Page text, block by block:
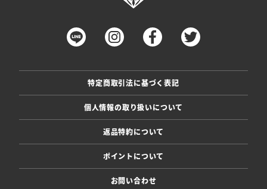
特定商取引法に基づく表記
個人情報の取り扱いについて
返品特約について
ポイントについて
お問い合わせ